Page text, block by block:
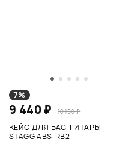
7%
9 440 ₽ 10 150 ₽
КЕЙС ДЛЯ БАС-ГИТАРЫ
STAGG ABS-RB2